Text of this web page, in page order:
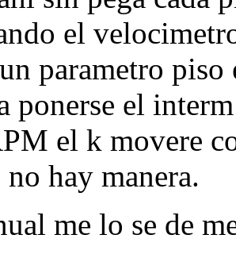
el
parametro piso
ponerse el
el k movere
hay manera.
me lo se de